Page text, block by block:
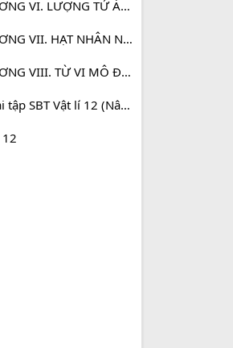
CHƯƠNG VI. LƯỢNG TỬ ÁNH SÁNG
CHƯƠNG VII. HẠT NHÂN NGUYÊN TỬ
CHƯƠNG VIII. TỪ VI MÔ ĐÉN VĨ MÔ
Giải bài tập SBT Vật lí 12 (Nâng cao)